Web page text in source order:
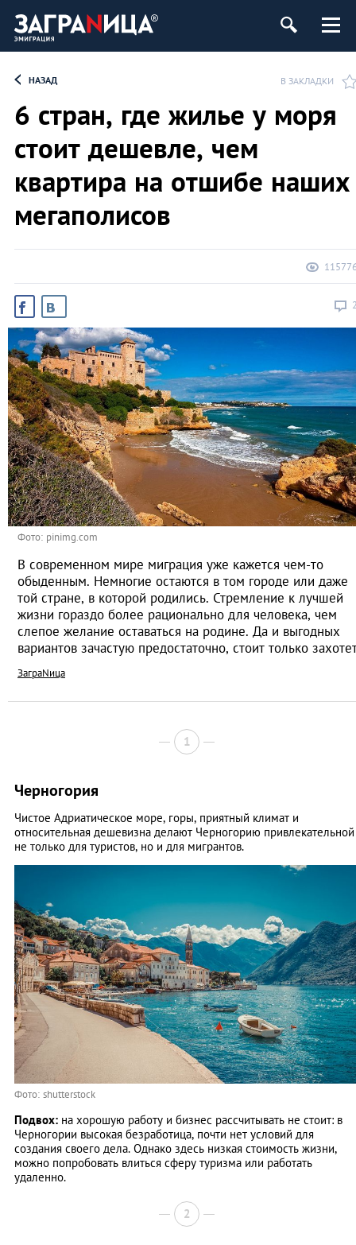
НАЗАД В ЗАКЛАДКИ
6 стран, где жилье у моря
стоит дешевле, чем
квартира на отшибе наших
мегаполисов
Фото: pinimg.com
В современном мире миграция уже кажется чем-то
обыденным. Немногие остаются в том городе или даже
той стране, в которой родились. Стремление к лучшей
жизни гораздо более рационально для человека, чем
слепое желание оставаться на родине. Да и выгодных
вариантов зачастую предостаточно, стоит только
ЗаграNица
1
Черногория
Чистое Адриатическое море, горы, приятный климат и
относительная дешевизна делают Черногорию привлекательной
не только для туристов, но и для мигрантов.
Фото: shutterstock
Подвох: на хорошую работу и бизнес рассчитывать не стоит: в
Черногории высокая безработица, почти нет условий для
создания своего дела. Однако здесь низкая стоимость жизни,
можно попробовать влиться сферу туризма или работать
удаленно.
2